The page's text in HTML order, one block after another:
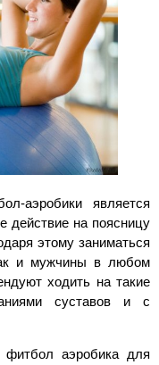
аэробики является
действие на поясницу
этому заниматься
и мужчины в любом
ходить на такие
суставов и с
фитбол аэробика для